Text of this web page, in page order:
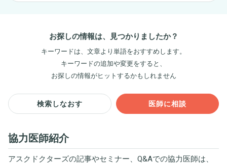
お探しの情報は、見つかりましたか？
キーワードは、文章より単語をおすすめします。
キーワードの追加や変更をすると、
お探しの情報がヒットするかもしれません
検索しなおす 医師に相談
協力医師紹介
アスクドクターズの記事やセミナー、Q&Aでの協力医師は、